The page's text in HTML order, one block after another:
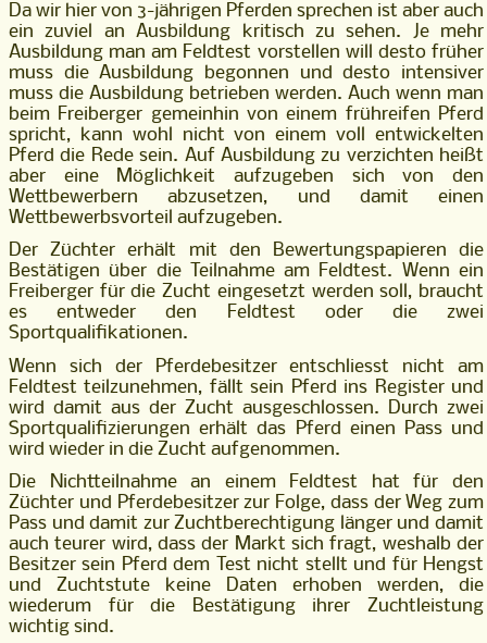
Da wir hier von 3-jährigen Pferden sprechen ist aber auch
ein zuviel an Ausbildung kritisch zu sehen. Je mehr
Ausbildung man am Feldtest vorstellen will desto früher
muss die Ausbildung begonnen und desto intensiver
muss die Ausbildung betrieben werden. Auch wenn man
beim Freiberger gemeinhin von einem frühreifen Pferd
spricht, kann wohl nicht von einem voll entwickelten
Pferd die Rede sein. Auf Ausbildung zu verzichten heißt
aber eine Möglichkeit aufzugeben sich von den
Wettbewerbern abzusetzen, und damit einen
Wettbewerbsvorteil aufzugeben.
Der Züchter erhält mit den Bewertungspapieren die
Bestätigen über die Teilnahme am Feldtest. Wenn ein
Freiberger für die Zucht eingesetzt werden soll, braucht
es entweder den Feldtest oder die zwei
Sportqualifikationen.
Wenn sich der Pferdebesitzer entschliesst nicht am
Feldtest teilzunehmen, fällt sein Pferd ins Register und
wird damit aus der Zucht ausgeschlossen. Durch zwei
Sportqualifizierungen erhält das Pferd einen Pass und
wird wieder in die Zucht aufgenommen.
Die Nichtteilnahme an einem Feldtest hat für den
Züchter und Pferdebesitzer zur Folge, dass der Weg zum
Pass und damit zur Zuchtberechtigung länger und damit
auch teurer wird, dass der Markt sich fragt, weshalb der
Besitzer sein Pferd dem Test nicht stellt und für Hengst
und Zuchtstute keine Daten erhoben werden, die
wiederum für die Bestätigung ihrer Zuchtleistung
wichtig sind.